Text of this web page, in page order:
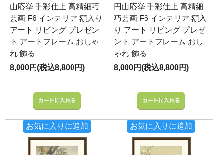
山応挙 手彩仕上 高精細巧
芸画 F6 インテリア 額入り
アート リビング プレゼン
ト アートフレーム おしゃ
れ 飾る
8,000円(税込8,800円)
お気に入りに追加
円山応挙 手彩仕上 高精細
巧芸画 F6 インテリア 額入
り アート リビング プレゼ
ント アートフレーム おし
ゃれ 飾る
8,000円(税込8,800円)
お気に入りに追加